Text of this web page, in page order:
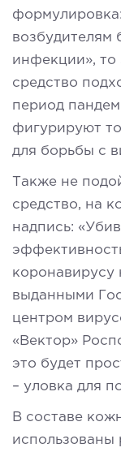
возбудителям
инфекции», то
средство
период
фигурируют
для борьбы с
Также не
средство, на
надпись:
коронавирусу
выданными
центром
«Вектор»
это будет
– уловка для
В составе
использованы